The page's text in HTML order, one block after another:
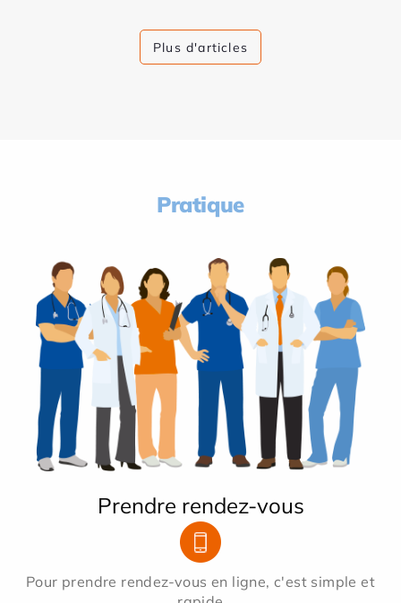
Plus d'articles
Pratique
Prendre rendez-vous
Pour prendre rendez-vous en ligne, c'est simple et